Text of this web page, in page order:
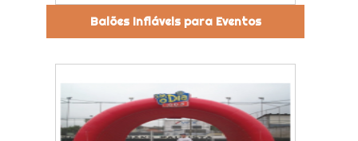
Balões Infláveis para Eventos